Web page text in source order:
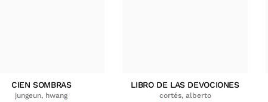
CIEN SOMBRAS
jungeun, hwang
LIBRO DE LAS DEVOCIONES
cortés, alberto